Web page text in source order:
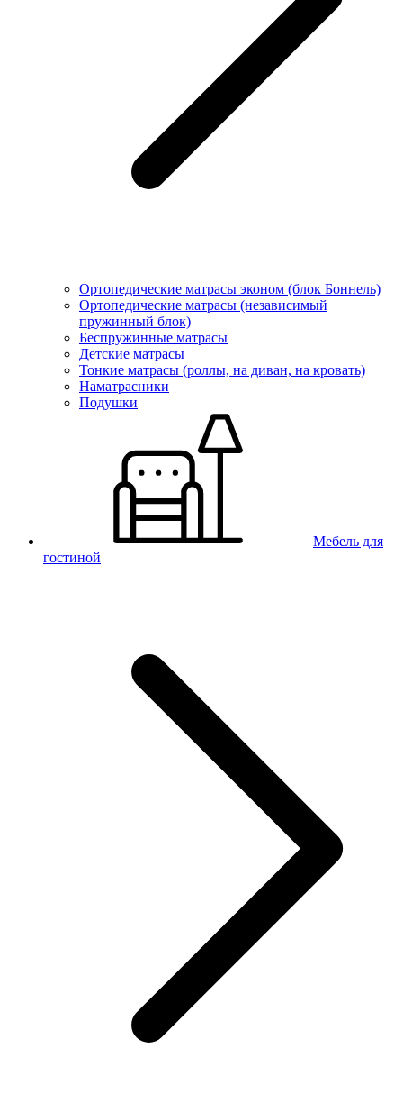
Ортопедические матрасы эконом (блок Боннель)
Ортопедические матрасы (независимый
пружинный блок)
Беcпружинные матрасы
Детские матрасы
Тонкие матрасы (роллы, на диван, на кровать)
Наматрасники
Подушки
Мебель для
гостиной